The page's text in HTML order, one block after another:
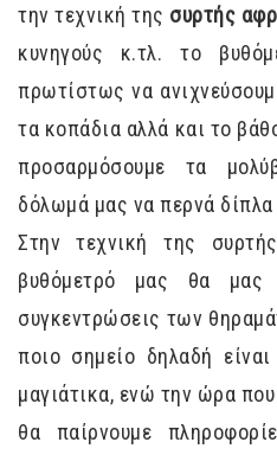
την τεχνική της συρτής
κυνηγούς κ.τλ. το
πρωτίστως να
τα κοπάδια αλλά και το
προσαρμόσουμε τα
δόλωμά μας να περνά
Στην τεχνική της
βυθόμετρό μας θα μας
συγκεντρώσεις των
ποιο σημείο δηλαδή
μαγιάτικα, ενώ την ώρα
θα παίρνουμε